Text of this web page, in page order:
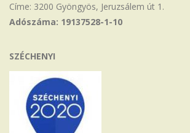
Címe: 3200 Gyöngyös, Jeruzsálem út 1.
Adószáma: 19137528-1-10
SZÉCHENYI